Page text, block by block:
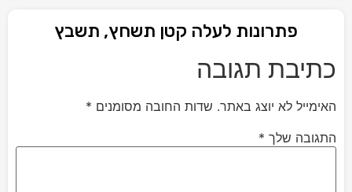
פתרונות לעלה קטן תשחץ, תשבץ
כתיבת תגובה
האימייל לא יוצג באתר. שדות החובה מסומנים *
התגובה שלך *